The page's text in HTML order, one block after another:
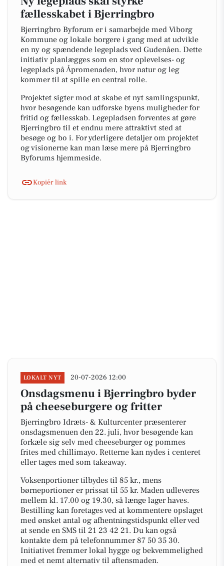
fællesskabet i Bjerringbro
Bjerringbro Byforum er i samarbejde med Viborg
Kommune og lokale borgere i gang med at udvikle
en ny og spændende legeplads ved Gudenåen. Dette
initiativ planlægges som en stor oplevelses- og
legeplads på Åpromenaden, hvor natur og leg
kommer til at spille en central rolle.
Projektet sigter mod at skabe et nyt samlingspunkt,
hvor besøgende kan udforske byens muligheder for
fritid og fællesskab. Legepladsen forventes at gøre
Bjerringbro til et endnu mere attraktivt sted at
besøge og bo i. For yderligere detaljer om projektet
og visionerne kan man læse mere på Bjerringbro
Byforums hjemmeside.
Kopiér link
LOKALT NYT 20-07-2026 12:00
Onsdagsmenu i Bjerringbro byder
på cheeseburgere og fritter
Bjerringbro Idræts- & Kulturcenter præsenterer
onsdagsmenuen den 22. juli, hvor besøgende kan
forkæle sig selv med cheeseburger og pommes
frites med chillimayo. Retterne kan nydes i centeret
eller tages med som takeaway.
Voksenportioner tilbydes til 85 kr., mens
børneportioner er prissat til 55 kr. Maden udleveres
mellem kl. 17.00 og 19.30, så længe lager haves.
Bestilling kan foretages ved at kommentere opslaget
med ønsket antal og afhentningstidspunkt eller ved
at sende en SMS til 21 23 42 21. Du kan også
kontakte dem på telefonnummer 87 50 35 30.
Initiativet fremmer lokal hygge og bekvemmelighed
med et nemt alternativ til aftensmaden.